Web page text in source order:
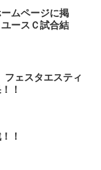
ムページに掲
ースＣ試合結
ェスタエスティ
！
！